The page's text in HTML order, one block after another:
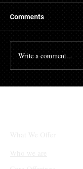
Comments
Write a comment...